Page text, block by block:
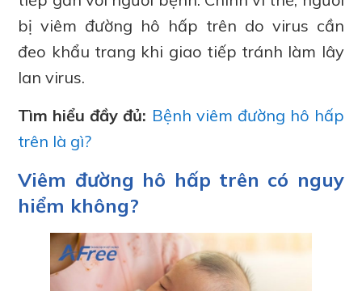
bị viêm đường hô hấp trên do virus cần
đeo khẩu trang khi giao tiếp tránh làm lây
lan virus.
Tìm hiểu đầy đủ: Bệnh viêm đường hô hấp
trên là gì?
Viêm đường hô hấp trên có nguy
hiểm không?